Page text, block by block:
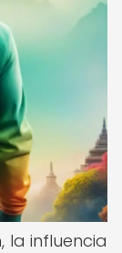
la influencia